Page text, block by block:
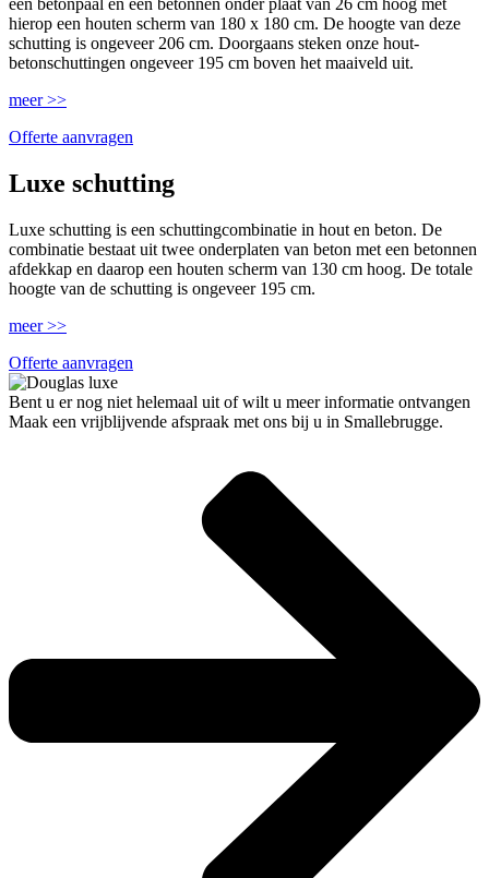
hierop een houten scherm van 180 x 180 cm. De hoogte van deze
schutting is ongeveer 206 cm. Doorgaans steken onze hout-
betonschuttingen ongeveer 195 cm boven het maaiveld uit.
meer >>
Offerte aanvragen
Luxe schutting
Luxe schutting is een schuttingcombinatie in hout en beton. De
combinatie bestaat uit twee onderplaten van beton met een betonnen
afdekkap en daarop een houten scherm van 130 cm hoog. De totale
hoogte van de schutting is ongeveer 195 cm.
meer >>
Offerte aanvragen
Bent u er nog niet helemaal uit of wilt u meer informatie ontvangen
Maak een vrijblijvende afspraak met ons bij u in Smallebrugge.